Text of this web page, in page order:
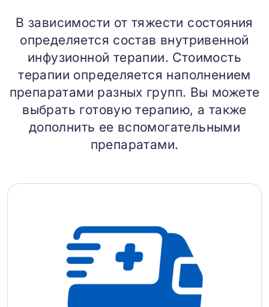
В зависимости от тяжести состояния
определяется состав внутривенной
инфузионной терапии. Стоимость
терапии определяется наполнением
препаратами разных групп. Вы можете
выбрать готовую терапию, а также
дополнить ее вспомогательными
препаратами.